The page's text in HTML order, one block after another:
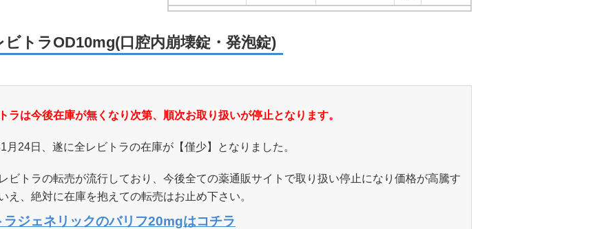
ビトラOD10mg(口腔内崩壊錠・発泡錠)
ラは今後在庫が無くなり次第、順次お取り扱いが停止となります。
月24日、遂に全レビトラの在庫が【僅少】となりました。
ビトラの転売が流行しており、今後全ての薬通販サイトで取り扱い停止になり価格が高騰す
え、絶対に在庫を抱えての転売はお止め下さい。
ラジェネリックのバリフ20mgはコチラ